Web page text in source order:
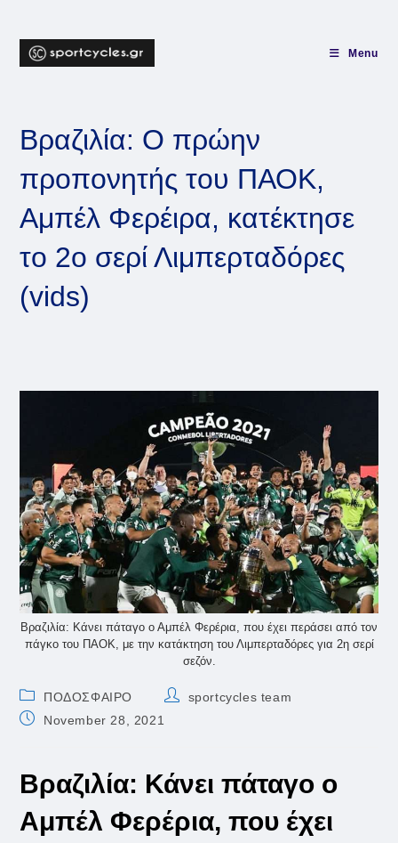
content
Menu
Βραζιλία: Ο πρώην
προπονητής του ΠΑΟΚ,
Αμπέλ Φερέιρα, κατέκτησε
το 2ο σερί Λιμπερταδόρες
(vids)
Βραζιλία: Κάνει πάταγο ο Αμπέλ Φερέρια, που έχει περάσει από τον
πάγκο του ΠΑΟΚ, με την κατάκτηση του Λιμπερταδόρες για 2η σερί
σεζόν.
Post
category:
ΠΟΔΟΣΦΑΙΡΟ
Postsportcycles team
PostNovember 28, 2021
Βραζιλία: Κάνει πάταγο ο
Αμπέλ Φερέρια, που έχει